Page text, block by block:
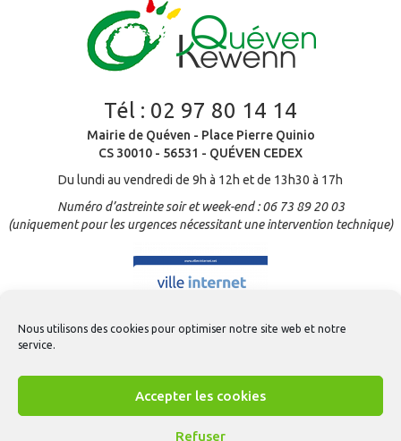
Nous utilisons des cookies pour optimiser notre site web et notre
service.
Accepter les cookies
Refuser
Tél : 02 97 80 14 14
Mairie de Quéven - Place Pierre Quinio
CS 30010 - 56531 - QUÉVEN CEDEX
Du lundi au vendredi de 9h à 12h et de 13h30 à 17h
Numéro d’astreinte soir et week-end : 06 73 89 20 03
(uniquement pour les urgences nécessitant une intervention technique)